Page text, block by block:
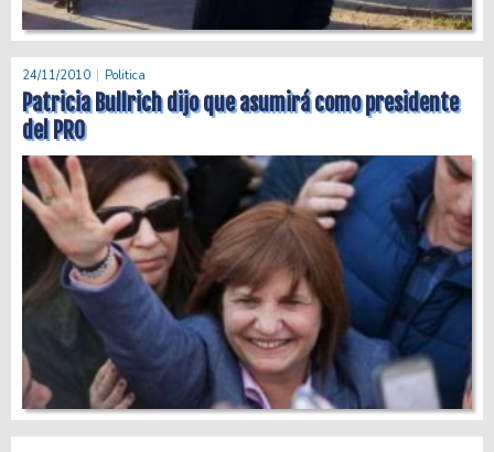
24/11/2010 Politica
Patricia Bullrich dijo que asumirá como presidente
del PRO